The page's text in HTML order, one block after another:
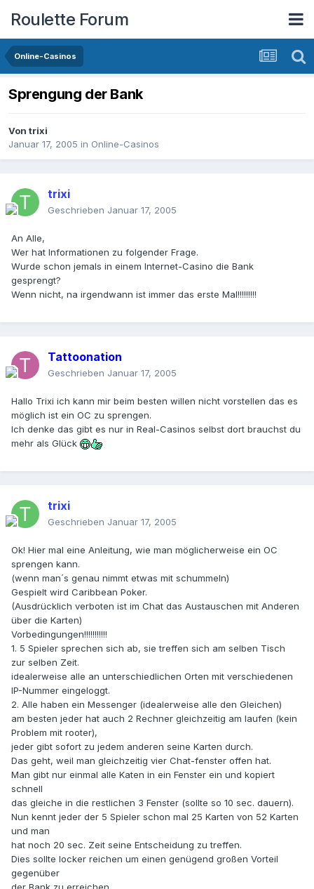
Roulette Forum
Online-Casinos
Sprengung der Bank
Von trixi
Januar 17, 2005 in Online-Casinos
trixi
Geschrieben Januar 17, 2005
An Alle,
Wer hat Informationen zu folgender Frage.
Wurde schon jemals in einem Internet-Casino die Bank
gesprengt?
Wenn nicht, na irgendwann ist immer das erste Mal!!!!!!!!!
Tattoonation
Geschrieben Januar 17, 2005
Hallo Trixi ich kann mir beim besten willen nicht vorstellen das es
möglich ist ein OC zu sprengen.
Ich denke das gibt es nur in Real-Casinos selbst dort brauchst du
mehr als Glück
trixi
Geschrieben Januar 17, 2005
Ok! Hier mal eine Anleitung, wie man möglicherweise ein OC
sprengen kann.
(wenn man´s genau nimmt etwas mit schummeln)
Gespielt wird Caribbean Poker.
(Ausdrücklich verboten ist im Chat das Austauschen mit Anderen
über die Karten)
Vorbedingungen!!!!!!!!!!!
1. 5 Spieler sprechen sich ab, sie treffen sich am selben Tisch
zur selben Zeit.
idealerweise alle an unterschiedlichen Orten mit verschiedenen
IP-Nummer eingeloggt.
2. Alle haben ein Messenger (idealerweise alle den Gleichen)
am besten jeder hat auch 2 Rechner gleichzeitig am laufen (kein
Problem mit rooter),
jeder gibt sofort zu jedem anderen seine Karten durch.
Das geht, weil man gleichzeitig vier Chat-fenster offen hat.
Man gibt nur einmal alle Katen in ein Fenster ein und kopiert
schnell
das gleiche in die restlichen 3 Fenster (sollte so 10 sec. dauern).
Nun kennt jeder der 5 Spieler schon mal 25 Karten von 52 Karten
und man
hat noch 20 sec. Zeit seine Entscheidung zu treffen.
Dies sollte locker reichen um einen genügend großen Vorteil
gegenüber